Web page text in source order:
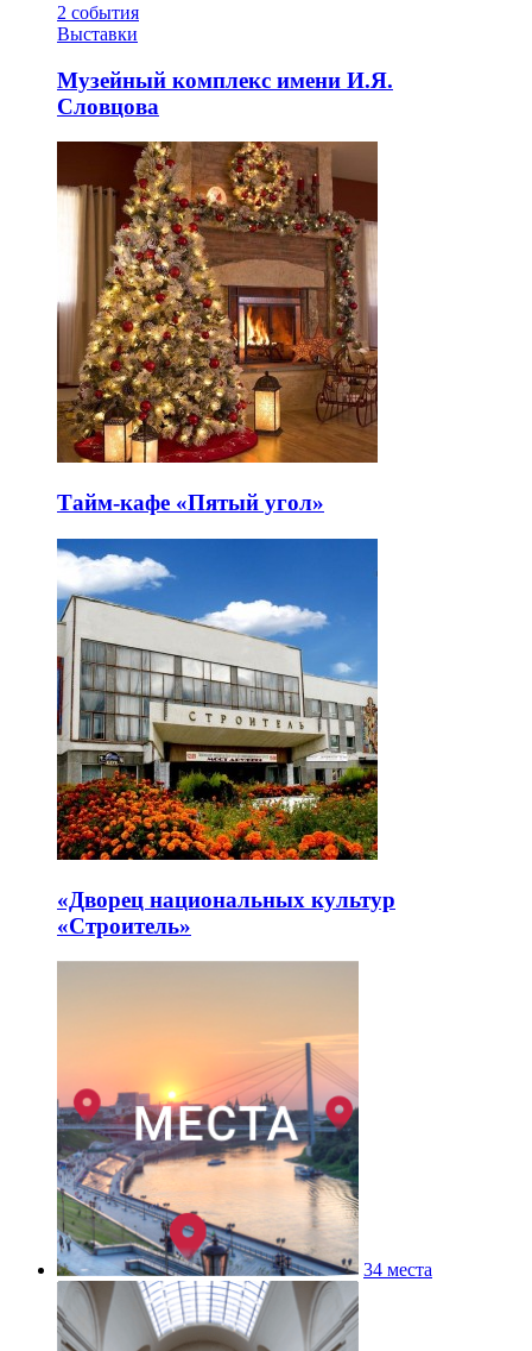
2 события
Выставки
Музейный комплекс имени И.Я.
Словцова
Тайм-кафе «Пятый угол»
«Дворец национальных культур
«Строитель»
34 места